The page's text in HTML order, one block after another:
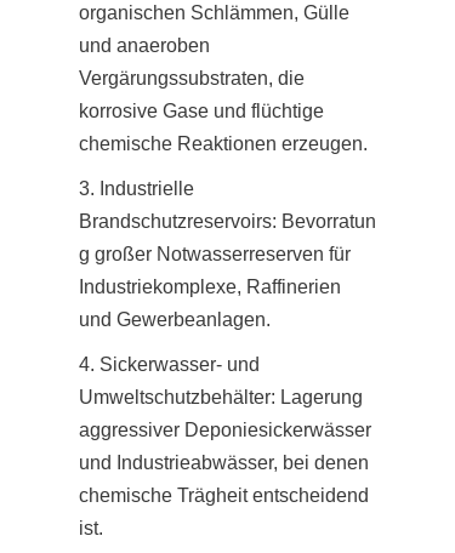
organischen Schlämmen, Gülle
und anaeroben
Vergärungssubstraten, die
korrosive Gase und flüchtige
chemische Reaktionen erzeugen.
3. Industrielle
Brandschutzreservoirs: Bevorratun
g großer Notwasserreserven für
Industriekomplexe, Raffinerien
und Gewerbeanlagen.
4. Sickerwasser- und
Umweltschutzbehälter: Lagerung
aggressiver Deponiesickerwässer
und Industrieabwässer, bei denen
chemische Trägheit entscheidend
ist.